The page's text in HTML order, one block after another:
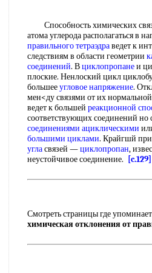
Способность химических
атома углерода располагаться в
правильного тетраэдраведет к
следствиям в области геометрии
соединений. Вциклопропанеи
плоские. Ненлоский цикл
большееугловое напряжение.
мен<ду связями от их нормальной
ведет к большей реакционной
соответствующих соединений но
соединениями ациклическими
большими циклами. Крайгшй
угласвязей —циклопропан,
неустойчивое соединение.
[c.129]
Смотреть страницы где
химическая отклонения от